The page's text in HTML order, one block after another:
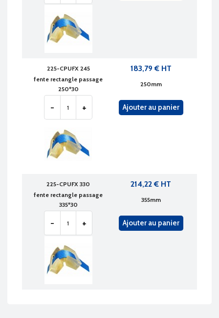
225-CPUFX 245
fente rectangle passage
250*30
250mm
183,79 € HT
- + Ajouter au panier
225-CPUFX 330
fente rectangle passage
335*30
355mm
214,22 € HT
- + Ajouter au panier